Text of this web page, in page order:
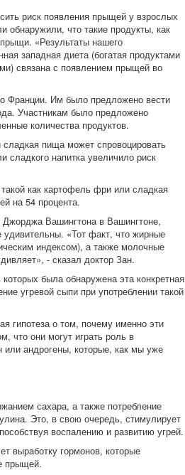
риск появления прыщей у взрослых
обнаружили, что такие продукты, как
«Результаты нашего
западная диета (богатая продуктами
связана с появлением прыщей во
Франции. Им было предложено вести
Участникам было предложено
количества продуктов.
пища может спровоцировать
сладкого напитка увеличило риск
как картофель фри или сладкая
на 54 процента.
Вашингтона в Вашингтоне,
удивительны. «Тот факт, что жирные
индексом), а также молочные
- сказал доктор Зан.
была обнаружена эта конкретная
угревой сыпи при употреблении такой
гипотеза о том, почему именно эти
что они могут играть роль в
или андрогены, которые, как мы уже
сахара, а также потребление
Это, в свою очередь, стимулирует
воспалению и развитию угрей.
выработку гормонов, которые
прыщей.